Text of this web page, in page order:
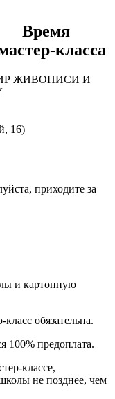
Время
класса
ЖИВОПИСИ И
16)
приходите за
и картонную
обязательна.
100% предоплата.
классе,
не позднее, чем